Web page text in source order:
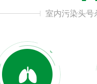
室内污染头号